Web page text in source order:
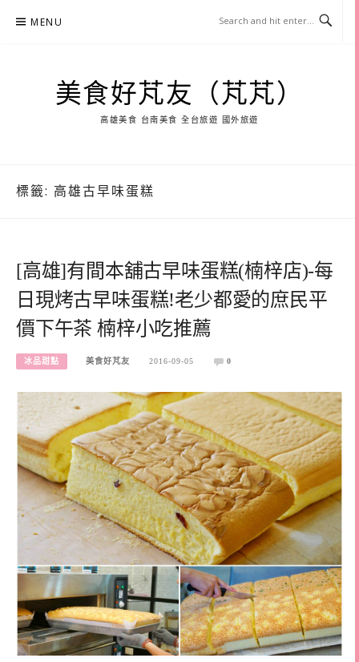
MENU
美食好芃友（芃芃）
高雄美食 台南美食 全台旅遊 國外旅遊
標籤: 高雄古早味蛋糕
[高雄]有間本舖古早味蛋糕(楠梓店)-每
日現烤古早味蛋糕!老少都愛的庶民平
價下午茶 楠梓小吃推薦
冰品甜點 美食好芃友 2016-09-05 0